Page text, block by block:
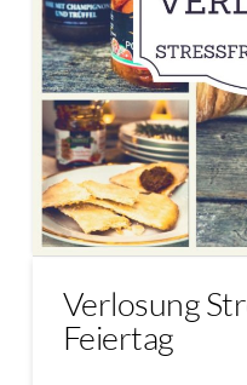
Verlosung
Feiertag